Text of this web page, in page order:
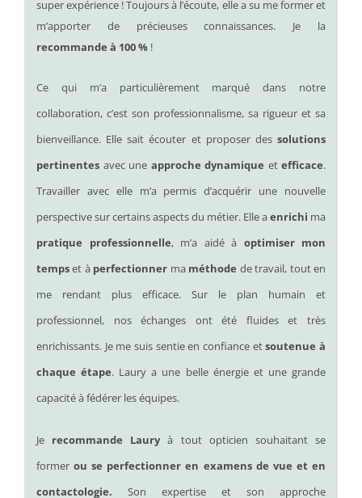
super expérience ! Toujours à l’écoute, elle a su me former et
m’apporter de précieuses connaissances. Je la
recommande à 100 % !
Ce qui m’a particulièrement marqué dans notre
collaboration, c’est son professionnalisme, sa rigueur et sa
bienveillance. Elle sait écouter et proposer des solutions
pertinentes avec une approche dynamique et efficace.
Travailler avec elle m’a permis d’acquérir une nouvelle
perspective sur certains aspects du métier. Elle aenrichi ma
pratique professionnelle, m’a aidé à optimiser mon
tempset à perfectionner ma méthode de travail, tout en
me rendant plus efficace. Sur le plan humain et
professionnel, nos échanges ont été fluides et très
enrichissants. Je me suis sentie en confiance etsoutenue à
chaque étape. Laury a une belle énergie et une grande
capacité à fédérer les équipes.
Je recommande Lauryà tout opticien souhaitant se
formerou se perfectionner en examens de vue et en
contactologie. Son expertise et son approche